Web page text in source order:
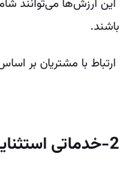
این ارزش‌ها می‌توانند
باشند.
ارتباط با مشتریان بر
2-خدماتی استثنایی ارائه کنید